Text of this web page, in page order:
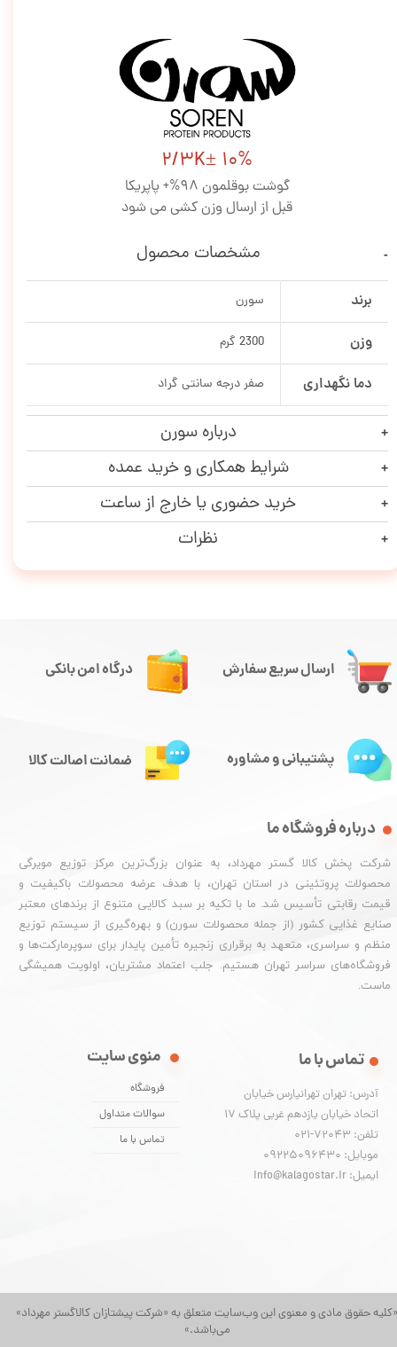
2/3K± 10%
گوشت بوقلمون 98%+ پاپریکا
قبل از ارسال وزن کشی می شود
مشخصات محصول
برند سورن
وزن 2300 گرم
دما نگهداری صفر درجه سانتی گراد
درباره سورن
شرایط همکاری و خرید عمده
خرید حضوری یا خارج از ساعت
نظرات
حقوق مادی و معنوی این وب‌سایت متعلق به «شرکت پیشتازان کالاگستر مهرداد»
می‌باشد.»
ارسال سریع سفارش
درباره فروشگاه ما
شرکت پخش کالا گستر مهرداد، به عنوان بزرگ‌ترین مرکز توزیع مویرگی
محصولات پروتئینی در استان تهران، با هدف عرضه محصولات باکیفیت و
قیمت رقابتی تأسیس شد. ما با تکیه بر سبد کالایی متنوع از برندهای معتبر
صنایع غذایی کشور (از جمله محصولات سورن) و بهره‌گیری از سیستم توزیع
منظم و سراسری، متعهد به برقراری زنجیره تأمین پایدار برای سوپرمارکت‌ها و
فروشگاه‌های سراسر تهران هستیم. جلب اعتماد مشتریان، اولویت همیشگی
ماست.
منوی سایت
فروشگاه
سوالات متداول
تماس با ما
تماس با ما
آدرس: تهران تهرانپارس خیابان
اتحاد خیابان یازدهم غربی پلاک ۱۷
تلفن: 72043-021
موبایل: 09225096430
ایمیل: info@kalagostar.ir
درگاه امن بانکی
پشتیبانی و مشاوره ضمانت اصالت کالا